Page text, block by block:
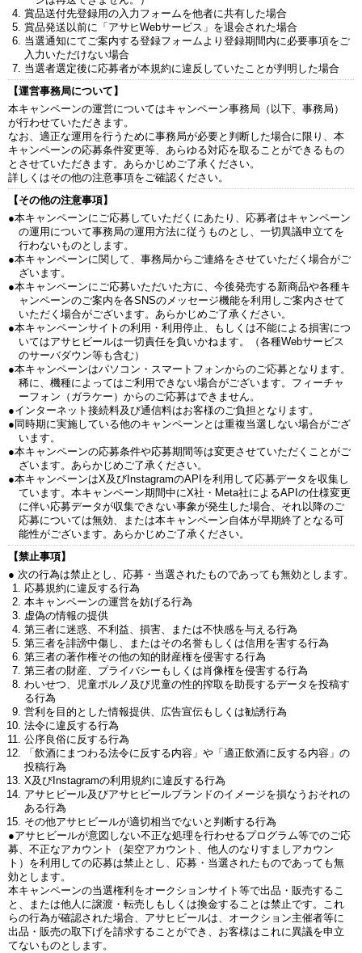
賞品送付先登録用の入力フォームを他者に共有した場合
賞品発送以前に「アサヒWebサービス」を退会された場合
当選通知にてご案内する登録フォームより登録期間内に必要事項をご
入力いただけない場合
当選者選定後に応募者が本規約に違反していたことが判明した場合
【運営事務局について】
本キャンペーンの運営についてはキャンペーン事務局（以下、事務局）
が行わせていただきます。
なお、適正な運用を行うために事務局が必要と判断した場合に限り、本
キャンペーンの応募条件変更等、あらゆる対応を取ることができるもの
とさせていただきます。あらかじめご了承ください。
詳しくはその他の注意事項をご確認ください。
【その他の注意事項】
●本キャンペーンにご応募していただくにあたり、応募者はキャンペーン
の運用について事務局の運用方法に従うものとし、一切異議申立てを
行わないものとします。
●本キャンペーンに関して、事務局からご連絡をさせていただく場合がご
ざいます。
●本キャンペーンにご応募いただいた方に、今後発売する新商品や各種キ
ャンペーンのご案内を各SNSのメッセージ機能を利用しご案内させて
いただく場合がございます。あらかじめご了承ください。
●本キャンペーンサイトの利用・利用停止、もしくは不能による損害につ
いてはアサヒビールは一切責任を負いかねます。（各種Webサービス
のサーバダウン等も含む）
●本キャンペーンはパソコン・スマートフォンからのご応募となります。
稀に、機種によってはご利用できない場合がございます。フィーチャ
ーフォン（ガラケー）からのご応募はできません。
●インターネット接続料及び通信料はお客様のご負担となります。
●同時期に実施している他のキャンペーンとは重複当選しない場合がござ
います。
●本キャンペーンの応募条件や応募期間等は変更させていただくことがご
ざいます。あらかじめご了承ください。
●本キャンペーンはX及びInstagramのAPIを利用して応募データを収集し
ています。本キャンペーン期間中にX社・Meta社によるAPIの仕様変更
に伴い応募データが収集できない事象が発生した場合、それ以降のご
応募については無効、または本キャンペーン自体が早期終了となる可
能性がございます。あらかじめご了承ください。
【禁止事項】
● 次の行為は禁止とし、応募・当選されたものであっても無効とします。
応募規約に違反する行為
本キャンペーンの運営を妨げる行為
虚偽の情報の提供
第三者に迷惑、不利益、損害、または不快感を与える行為
第三者を誹謗中傷し、またはその名誉もしくは信用を害する行為
第三者の著作権その他の知的財産権を侵害する行為
第三者の財産、プライバシーもしくは肖像権を侵害する行為
わいせつ、児童ポルノ及び児童の性的搾取を助長するデータを投稿す
る行為
営利を目的とした情報提供、広告宣伝もしくは勧誘行為
法令に違反する行為
公序良俗に反する行為
「飲酒にまつわる法令に反する内容」や「適正飲酒に反する内容」の
投稿行為
X及びInstagramの利用規約に違反する行為
アサヒビール及びアサヒビールブランドのイメージを損なうおそれの
ある行為
その他アサヒビールが適切相当でないと判断する行為
●アサヒビールが意図しない不正な処理を行わせるプログラム等でのご応
募、不正なアカウント（架空アカウント、他人のなりすましアカウン
ト）を利用しての応募は禁止とし、応募・当選されたものであっても無
効とします。
本キャンペーンの当選権利をオークションサイト等で出品・販売するこ
と、または他人に譲渡・転売しもしくは換金することは禁止です。これ
らの行為が確認された場合、アサヒビールは、オークション主催者等に
出品・販売の取下げを請求することができ、お客様はこれに異議を申立
てないものとします。